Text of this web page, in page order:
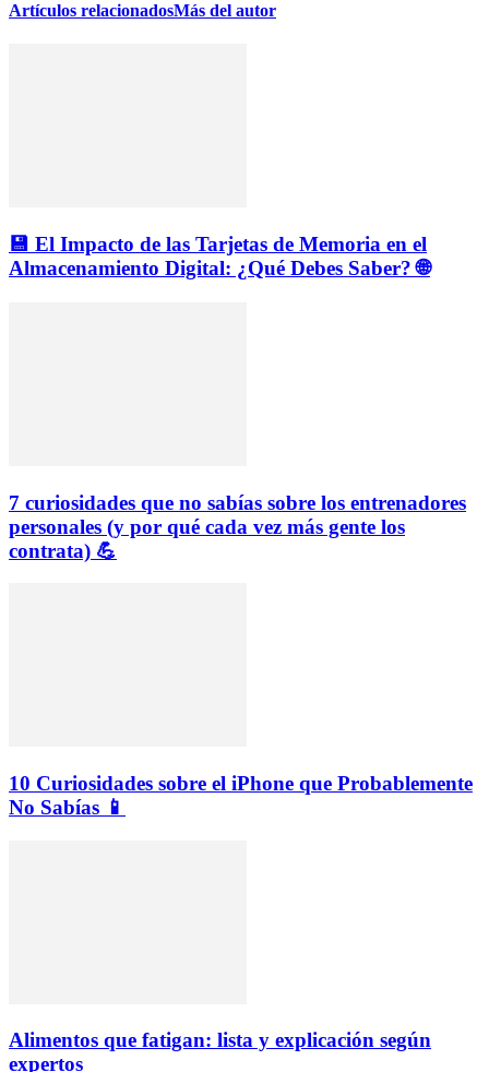
Artículos relacionadosMás del autor
💾 El Impacto de las Tarjetas de Memoria en el
Almacenamiento Digital: ¿Qué Debes Saber? 🌐
7 curiosidades que no sabías sobre los entrenadores
personales (y por qué cada vez más gente los
contrata) 💪
10 Curiosidades sobre el iPhone que Probablemente
No Sabías 📱
Alimentos que fatigan: lista y explicación según
expertos